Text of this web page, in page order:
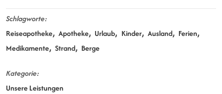
Schlagworte
Reiseapotheke Apotheke Urlaub Kinder Ausland
Ferien
Medikamente Strand Berge
Kategorie
Unsere Leistungen